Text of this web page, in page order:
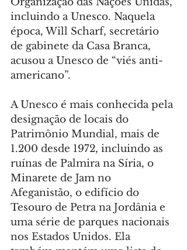
incluindo a Unesco. Naquela
época, Will Scharf, secretário
de gabinete da Casa Branca,
acusou a Unesco de “viés anti-
americano”.
A Unesco é mais conhecida pela
designação de locais do
Patrimônio Mundial, mais de
1.200 desde 1972, incluindo as
ruínas de Palmira na Síria, o
Minarete de Jam no
Afeganistão, o edifício do
Tesouro de Petra na Jordânia e
uma série de parques nacionais
nos Estados Unidos. Ela